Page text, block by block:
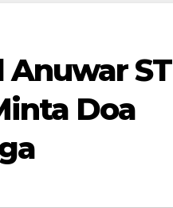
ST
Doa